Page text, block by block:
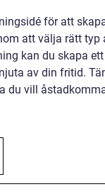
för att
att välja rätt typ
kan du skapa
av din fritid.
du vill